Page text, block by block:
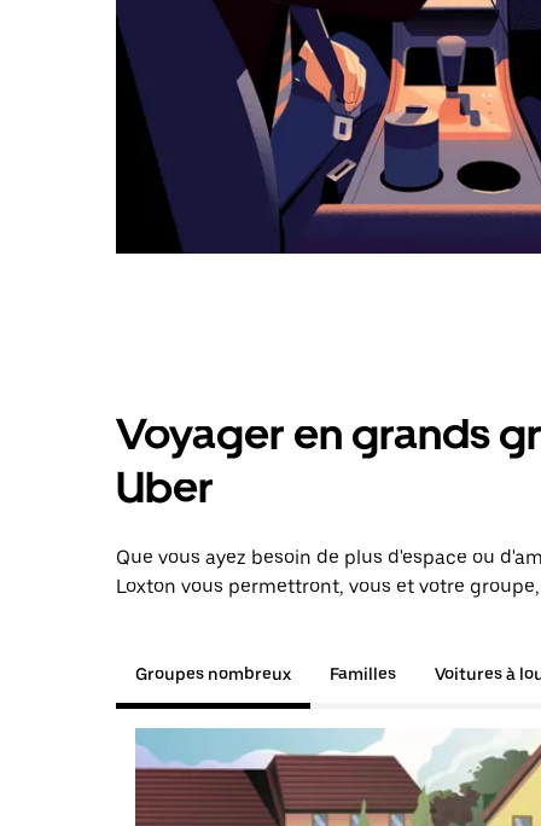
Voyager en grands
Uber
Que vous ayez besoin de plus d'espace ou
Loxton vous permettront, vous et votre
Groupes nombreux Familles Voitures à